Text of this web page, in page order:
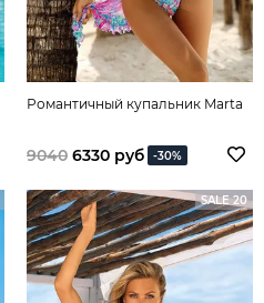
Романтичный купальник Marta
9040 6330 руб -30%
SALE 20